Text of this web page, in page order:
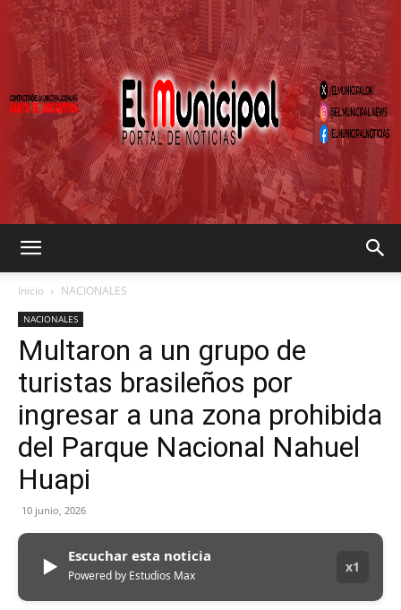
MUNICIPAL
Inicio NACIONALES
NACIONALES
Multaron a un grupo de
turistas brasileños por
ingresar a una zona prohibida
del Parque Nacional Nahuel
Huapi
10 junio, 2026
▶ Escuchar esta noticia
Powered by Estudios Max
x1